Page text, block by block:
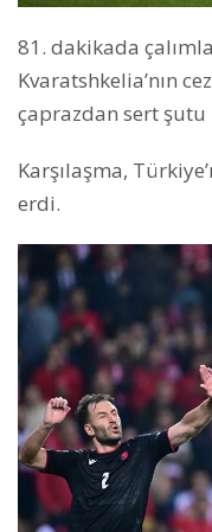
81. dakikada
Kvaratshkelia’nın
çaprazdan sert şutu
Karşılaşma,
erdi.